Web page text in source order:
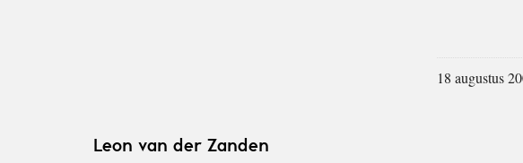
18 augustus
Leon van der Zanden